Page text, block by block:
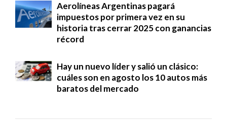
Aerolíneas Argentinas pagará
impuestos por primera vez en su
historia tras cerrar 2025 con ganancias
récord
Hay un nuevo líder y salió un clásico:
cuáles son en agosto los 10 autos más
baratos del mercado